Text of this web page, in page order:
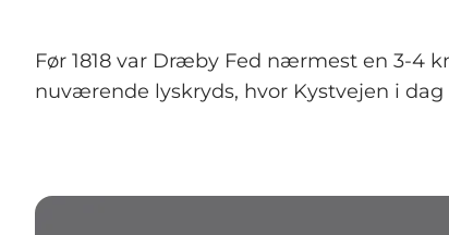
Det sker
Sommerbus
Før 1818 var Dræby Fed nærmest en 3-4
nuværende lyskryds, hvor Kystvejen i